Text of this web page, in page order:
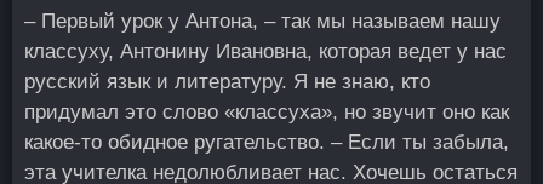
– Первый урок у Антона, – так мы называем нашу
классуху, Антонину Ивановна, которая ведет у нас
русский язык и литературу. Я не знаю, кто
придумал это слово «классуха», но звучит оно как
какое-то обидное ругательство. – Если ты забыла,
эта учителка недолюбливает нас. Хочешь остаться